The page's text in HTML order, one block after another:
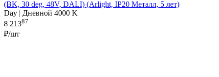
(BK, 30 deg, 48V, DALI) (Arlight, IP20 Металл, 5 лет)
Day | Дневной 4000 K
8 21387
₽/шт